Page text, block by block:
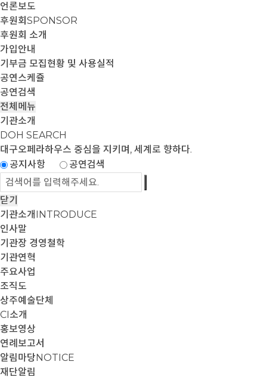
언론보도
후원회 SPONSOR
후원회 소개
가입안내
기부금 모집현황 및 사용실적
공연스케쥴
공연검색
전체메뉴
기관소개
DOH SEARCH
대구오페라하우스 중심을 지키며, 세계로 향하다.
공지사항
공연검색
닫기
기관소개 INTRODUCE
인사말
기관장 경영철학
기관연혁
주요사업
조직도
상주예술단체
CI소개
홍보영상
연례보고서
알림마당NOTICE
재단알림